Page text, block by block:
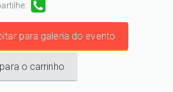
para galeria do evento
para o carrinho